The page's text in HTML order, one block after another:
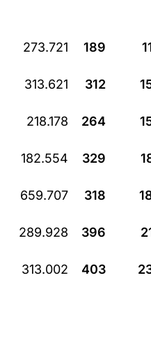
273.721 189
313.621 312
218.178 264
182.554 329
659.707 318
289.928 396
313.002 403